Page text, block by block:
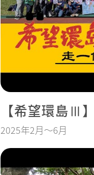
【希望環島Ⅲ
2025年2月～6月